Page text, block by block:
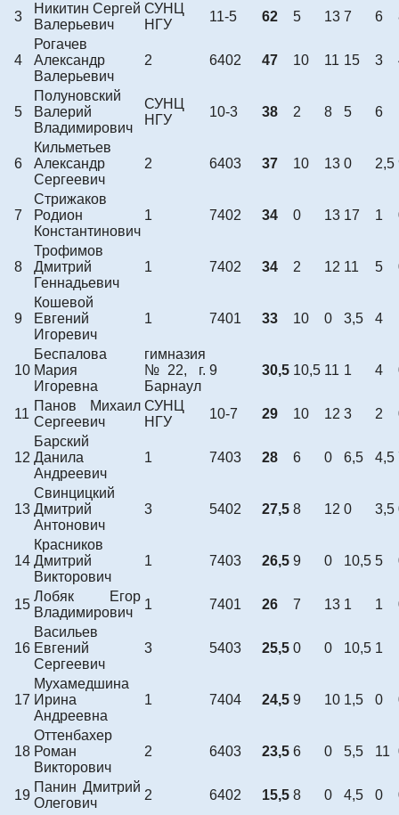
3
Никитин Сергей
Валерьевич
СУНЦ
НГУ
11-5 62 5 13 7 6
4
Рогачев
Александр
Валерьевич
2 6402 47 10 11 15 3
5
Полуновский
Валерий
Владимирович
СУНЦ
НГУ
10-3 38 2 8 5 6
6
Кильметьев
Александр
Сергеевич
2 6403 37 10 13 0 2,5
7
Стрижаков
Родион
Константинович
1 7402 34 0 13 17 1
8
Трофимов
Дмитрий
Геннадьевич
1 7402 34 2 12 11 5
9
Кошевой
Евгений
Игоревич
1 7401 33 10 0 3,5 4
10
Беспалова
Мария
Игоревна
гимназия
№22, г.
Барнаул
9 30,5 10,5 11 1 4
11
Панов Михаил
Сергеевич
СУНЦ
НГУ
10-7 29 10 12 3 2
12
Барский
Данила
Андреевич
1 7403 28 6 0 6,5 4,5
13
Свинцицкий
Дмитрий
Антонович
3 5402 27,5 8 12 0 3,5
14
Красников
Дмитрий
Викторович
1 7403 26,5 9 0 10,5 5
15
Лобяк Егор
Владимирович
1 7401 26 7 13 1 1
16
Васильев
Евгений
Сергеевич
3 5403 25,5 0 0 10,5 1
17
Мухамедшина
Ирина
Андреевна
1 7404 24,5 9 10 1,5 0
18
Оттенбахер
Роман
Викторович
2 6403 23,5 6 0 5,5 11
19
Панин Дмитрий
Олегович
2 6402 15,5 8 0 4,5 0